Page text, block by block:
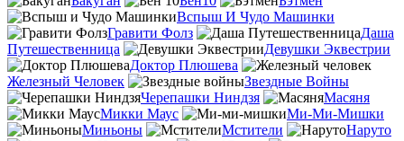
Вспыш И Чудо Машинки
Гравити Фолз
Даша
Путешественница
Девушки Эквестрии
Доктор Плюшева
Железный Человек
Звездные Войны
Черепашки Ниндзя
Масяня
Микки Маус
Ми-Ми-Мишки
Миньоны
Мстители
Наруто